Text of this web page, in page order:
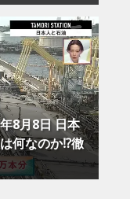
8月8日 日本
何なのか⁉徹